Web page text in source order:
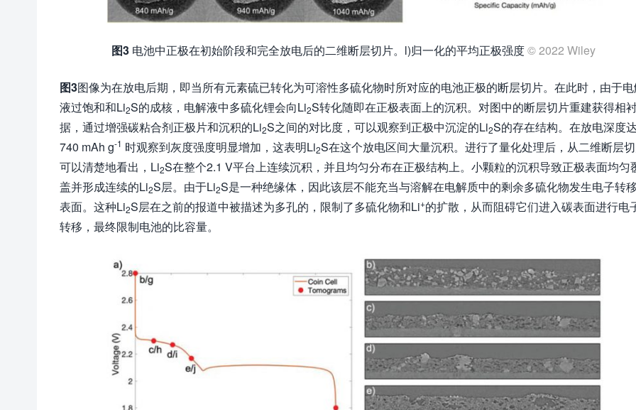
图3 电池中正极在初始阶段和完全放电后的二维断层切片。l)归一化的平均正极强度© 2022 Wiley
图3图像为在放电后期，即当所有元素硫已转化为可溶性多硫化物时所对应的电池正极的断层切片。在此时，由于
液过饱和和Li2S的成核，电解液中多硫化锂会向Li2S转化随即在正极表面上的沉积。对图中的断层切片重建获得相
据，通过增强碳粘合剂正极片和沉积的Li2S之间的对比度，可以观察到正极中沉淀的Li2S的存在结构。在放电深度
740 mAh g-1 时观察到灰度强度明显增加，这表明Li2S在这个放电区间大量沉积。进行了量化处理后，从二维断层
可以清楚地看出，Li2S在整个2.1 V平台上连续沉积，并且均匀分布在正极结构上。小颗粒的沉积导致正极表面均匀
盖并形成连续的Li2S层。由于Li2S是一种绝缘体，因此该层不能充当与溶解在电解质中的剩余多硫化物发生电子转
表面。这种Li2S层在之前的报道中被描述为多孔的，限制了多硫化物和Li+的扩散，从而阻碍它们进入碳表面进行电
转移，最终限制电池的比容量。